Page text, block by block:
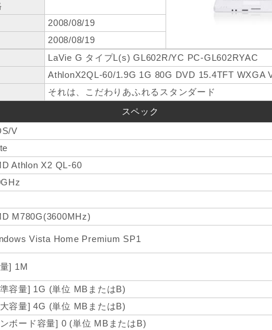
2008/08/19
2008/08/19
LaVie G タイプL(s) GL602R/YC PC-GL602RYAC
AthlonX2QL-60/1.9G 1G 80G DVD 15.4TFT WXGA
それは、こだわりあふれるスタンダード
スペック
V
Athlon X2 QL-60
M780G(3600MHz)
Vista Home Premium SP1
] 1M
容量] 1G (単位 MBまたはB)
容量] 4G (単位 MBまたはB)
ボード容量] 0 (単位 MBまたはB)